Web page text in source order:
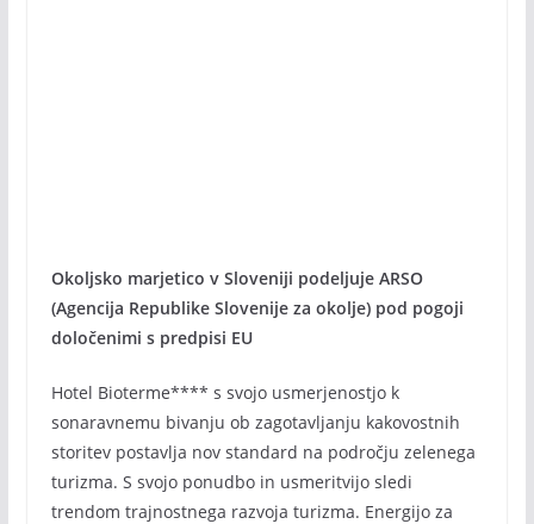
Okoljsko marjetico v Sloveniji podeljuje ARSO
(Agencija Republike Slovenije za okolje) pod pogoji
določenimi s predpisi EU
Hotel Bioterme**** s svojo usmerjenostjo k
sonaravnemu bivanju ob zagotavljanju kakovostnih
storitev postavlja nov standard na področju zelenega
turizma. S svojo ponudbo in usmeritvijo sledi
trendom trajnostnega razvoja turizma. Energijo za